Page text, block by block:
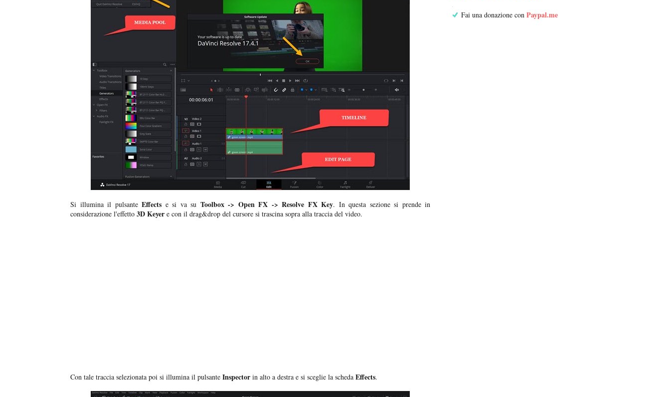
Si illumina il pulsante Effects e si va su Toolbox -> Open FX -> Resolve FX Key. In questa sezione si prende in
considerazione l'effetto 3D Keyer e con il drag&drop del cursore si trascina sopra alla traccia del video.
Con tale traccia selezionata poi si illumina il pulsante Inspector in alto a destra e si sceglie la scheda Effects.
Fai una donazione con Paypal.me